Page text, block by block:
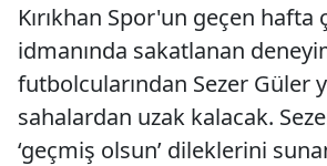
Kırıkhan Spor'un geçen hafta
idmanında sakatlanan
futbolcularından Sezer Güler
sahalardan uzak kalacak.
‘geçmiş olsun’ dileklerini